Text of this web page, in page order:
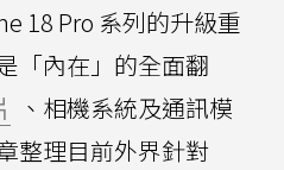
18 Pro 系列的升級重
「內在」的全面翻
、相機系統及通訊模
整理目前外界針對